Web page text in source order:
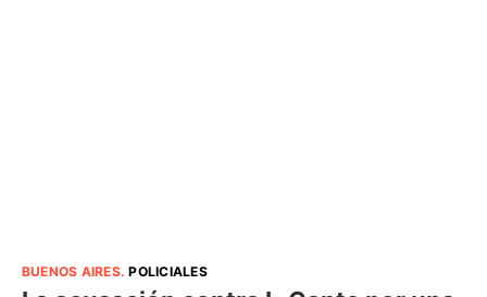
BUENOS AIRES.POLICIALES